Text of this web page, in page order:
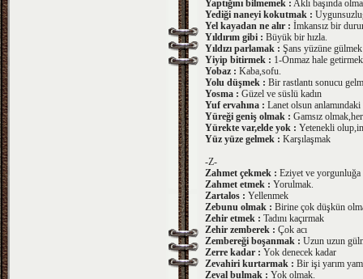
Yaptığını bilmemek : Aklı başında
Yediği naneyi kokutmak :
Yel kayadan ne alır : İmkansız bir
Yıldırım gibi : Büyük bir hızla.
Yıldızı parlamak : Şans yüzüne gülmek
Yiyip bitirmek : 1-Onmaz hale
Yobaz : Kaba,sofu.
Yolu düşmek : Bir rastlantı sonucu
Yosma : Güzel ve süslü kadın
Yuf ervahına : Lanet olsun
Yüreği geniş olmak : Gamsız
Yürekte var,elde yok : Yetenekli
Yüz yüze gelmek : Karşılaşmak
-Z-
Zahmet çekmek : Eziyet ve yorgunluğa
Zahmet etmek : Yorulmak.
Zartalos : Yellenmek
Zebunu olmak : Birine çok düşkün
Zehir etmek : Tadını kaçırmak
Zehir zemberek : Çok acı
Zembereği boşanmak : Uzun uzun
Zerre kadar : Yok denecek kadar
Zevahiri kurtarmak : Bir işi yarım
Zeval bulmak : Yok olmak.